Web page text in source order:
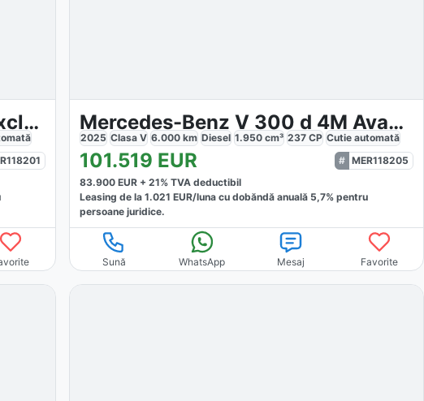
Mercedes-Benz V 300 AMG Exclusive 4M Lang Mercedes-Benz V 300 d 4M Avantgarde Lang
2025 Clasa V 6.000km Diesel 1.950cm³ 237CP Cutie automată
101.519 EUR
MER118205
83.900EUR + 21% TVA deductibil
Leasing de la 1.021 EUR/lunacu dobăndă anuală 5,7% pentru
persoane juridice.
Sună WhatsApp Mesaj Favorite